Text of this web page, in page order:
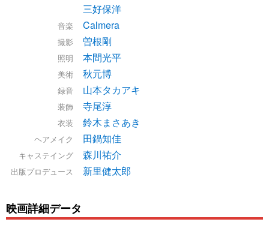
三好保洋
音楽 Calmera
撮影 曽根剛
照明 本間光平
美術 秋元博
録音 山本タカアキ
装飾 寺尾淳
衣装 鈴木まさあき
ヘアメイク 田鍋知佳
キャステイング 森川祐介
出版プロデュース 新里健太郎
映画詳細データ